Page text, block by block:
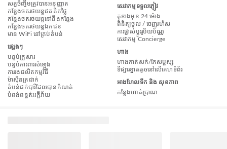
សត្វចិញ្ចឹមត្រូវបានអនុញ្ញាត
កន្លែងចតរថយន្តឥតគិតថ្លៃ
កន្លែងចតរថយន្តនៅនឹងកន្លែង
កន្លែងចតរថយន្តឯកជន
មាន WiFi នៅគ្រប់តំបន់
ផ្សេងៗ
បន្ទប់គ្រួសារ
បន្ទប់ការពារសំឡេង
ការរងផលិតកម្មវិធី
ម៉ាស៊ីនត្រជាក់
តំបន់ជក់បារីដែលបានកំណត់
បំពង់​ពន្លត់អគ្គីភ័យ
សេវាកម្មទទួលភ្ញៀវ
តុខាងមុខ 24 ម៉ោង
ពិនិត្យចូល / ចេញរហ័ស
ការផ្លាស់ប្តូររូបិយប័ណ្ណ
សេវាកម្ម Concierge
ហាង
ហាងកាត់សក់/កែសម្ផស្ស
ទីផ្សារខ្នាតតូចនៅលើគេហទំព័រ
អាងហែលទឹក និង សុខភាព
កន្លែងហាត់ប្រាណ